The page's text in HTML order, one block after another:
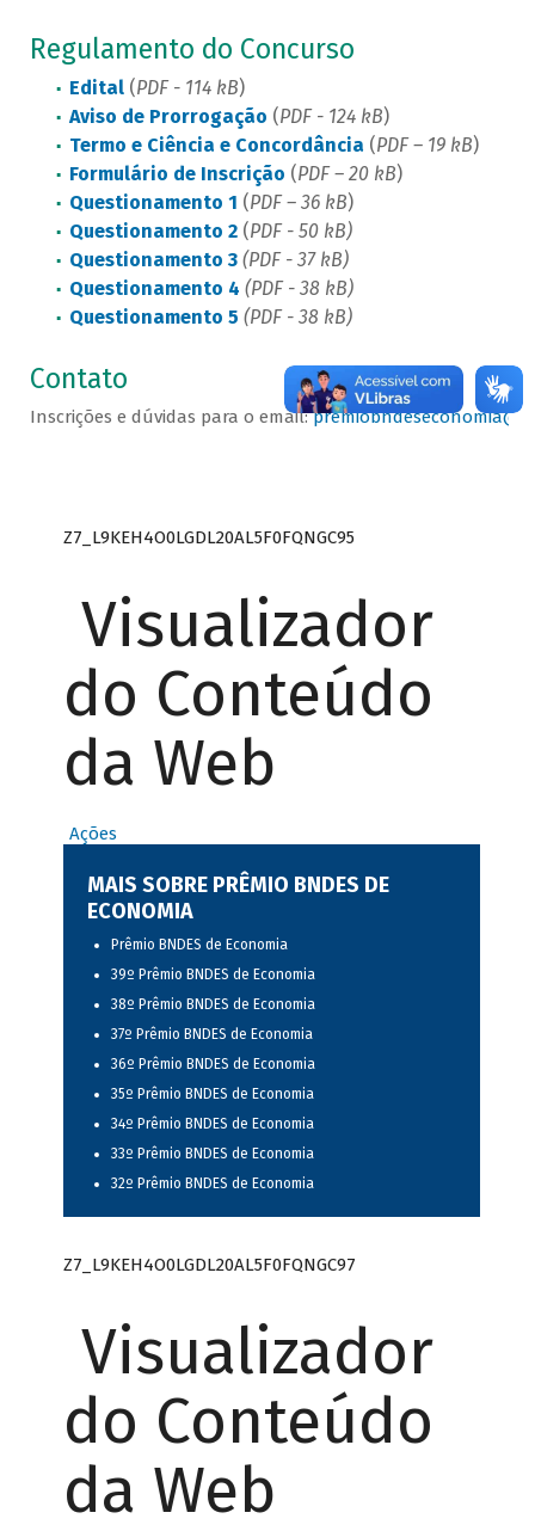
Regulamento do Concurso
Edital(PDF - 114 kB)
Aviso de Prorrogação (PDF - 124 kB)
Termo e Ciência e Concordância (PDF – 19 kB)
Formulário de Inscrição (PDF – 20 kB)
Questionamento 1 (PDF – 36 kB)
Questionamento 2(PDF - 50 kB)
Questionamento 3 (PDF - 37 kB)
Questionamento 4 (PDF - 38 kB)
Questionamento 5 (PDF - 38 kB)
Contato
Inscrições e dúvidas para o email:
Z7_L9KEH4O0LGDL20AL5F0FQNGC95
Visualizador
do Conteúdo
da Web
Ações
MAIS SOBRE PRÊMIO BNDES DE
ECONOMIA
Prêmio BNDES de Economia
39º Prêmio BNDES de Economia
38º Prêmio BNDES de Economia
37º Prêmio BNDES de Economia
36º Prêmio BNDES de Economia
35º Prêmio BNDES de Economia
34º Prêmio BNDES de Economia
33º Prêmio BNDES de Economia
32º Prêmio BNDES de Economia
Z7_L9KEH4O0LGDL20AL5F0FQNGC97
Visualizador
do Conteúdo
da Web